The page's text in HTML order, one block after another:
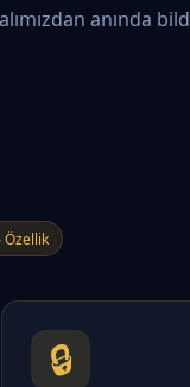
anında
Özellik
🔒